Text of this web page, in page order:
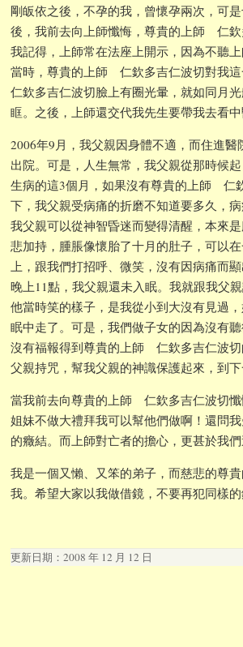
剛皈依之後，不孕的我，曾懷孕兩次，可
後，我前去向上師懺悔，尊貴的上師 仁欽
我記得，上師常在法座上開示，因為不聽
當時，尊貴的上師 仁欽多吉仁波切對我
仁欽多吉仁波切臉上有圈光暈，就如同月
眶。之後，上師還交代我先生要帶我去看
2006年9月，我父親因身體不適，而住進
出院。可是，人生無常，我父親從那時候
生病的這3個月，如果沒有尊貴的上師 仁
下，我父親受病痛的折磨不知道要多久，
我父親可以從神智昏迷而變得清醒，本來
悲加持，腫脹像懷胎了十月的肚子，可以
上，跟我們打招呼、微笑，沒有因病痛而
晚上11點，我父親還未入眠。我就跟我父
他當時笑的樣子，是我從小到大沒有見過
眠中走了。可是，我們做子女的因為沒有
沒有福報得到尊貴的上師 仁欽多吉仁波
父親持咒，幫我父親的神識保護起來，到下
當我前去向尊貴的上師 仁欽多吉仁波切
姐妹不做大禮拜我可以幫他們做啊！還問
的癥結。而上師對亡者的擔心，更甚於我
我是一個又懶、又笨的弟子，而慈悲的尊
我。希望大家以我做借鏡，不要再犯同樣的
更新日期：2008 年 12 月 12 日